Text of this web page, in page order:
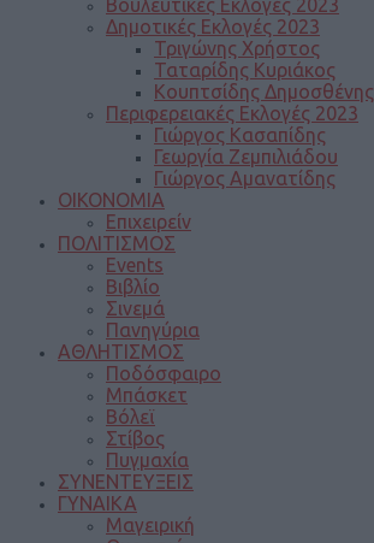
Βουλευτικές Εκλογές 2023
Δημοτικές Εκλογές 2023
Τριγώνης Χρήστος
Ταταρίδης Κυριάκος
Κουπτσίδης Δημοσθένης
Περιφερειακές Εκλογές 2023
Γιώργος Κασαπίδης
Γεωργία Ζεμπιλιάδου
Γιώργος Αμανατίδης
ΟΙΚΟΝΟΜΙΑ
Επιχειρείν
ΠΟΛΙΤΙΣΜΟΣ
Events
Βιβλίο
Σινεμά
Πανηγύρια
ΑΘΛΗΤΙΣΜΟΣ
Ποδόσφαιρο
Μπάσκετ
Βόλεϊ
Στίβος
Πυγμαχία
ΣΥΝΕΝΤΕΥΞΕΙΣ
ΓΥΝΑΙΚΑ
Μαγειρική